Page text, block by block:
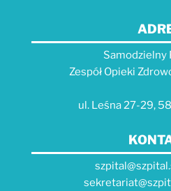
Samodzielny
Zespół Opieki
ul. Leśna 27-29,